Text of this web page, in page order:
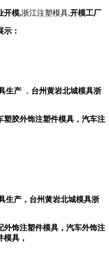
开模,浙江注塑模具,开模工厂
：
生产 ， 台州黄岩北城模具浙
塑胶外饰注塑件模具，汽车注
生产， 台州黄岩北城模具浙
外饰注塑件模具，汽车外饰注
具，